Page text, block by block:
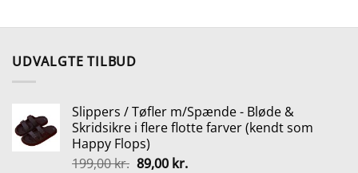
kr..
UDVALGTE TILBUD
Slippers / Tøfler m/Spænde - Bløde &
Skridsikre i flere flotte farver (kendt som
Happy Flops)
199,00kr. Den
89,00 kr.Den